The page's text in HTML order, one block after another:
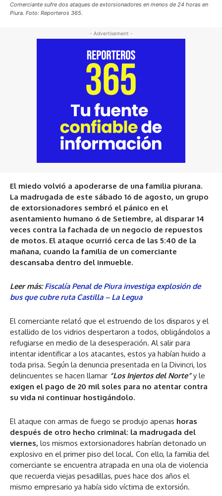
Comerciante sufre dos ataques de extorsionadores en menos de 24 horas en
Piura. Foto: Reporteros 365.
- Advertisement -
El miedo volvió a apoderarse de una familia piurana.
La madrugada de este sábado 16 de agosto, un grupo
de extorsionadores sembró el pánico en el
asentamiento humano 6 de Setiembre, al disparar 14
veces contra la fachada de un negocio de repuestos
de motos. El ataque ocurrió cerca de las 5:40 de la
mañana, cuando la familia de un comerciante
descansaba dentro del inmueble.
Leer más:Fiscalía Penal de Piura investiga explosión de
bus que cubre ruta Castilla – La Legua
El comerciante relató que el estruendo de los disparos y el
estallido de los vidrios despertaron a todos, obligándolos a
refugiarse en medio de la desesperación. Al salir para
intentar identificar a los atacantes, estos ya habían huido a
toda prisa. Según la denuncia presentada en la Divincri, los
delincuentes se hacen llamar “Los Injertos del Norte”y le
exigen el pago de 20 mil soles para no atentar contra
su vida ni continuar hostigándolo.
El ataque con armas de fuego se produjo apenas horas
después de otro hecho criminal: la madrugada del
viernes, los mismos extorsionadores habrían detonado un
explosivo en el primer piso del local. Con ello, la familia del
comerciante se encuentra atrapada en una ola de violencia
que recuerda viejas pesadillas, pues hace dos años el
mismo empresario ya había sido víctima de extorsión.